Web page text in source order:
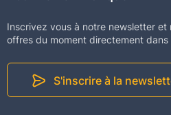
Inscrivez vous à notre newsletter
offres du moment directement
S'inscrire à la